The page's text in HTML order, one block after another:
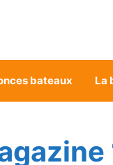
bateaux La